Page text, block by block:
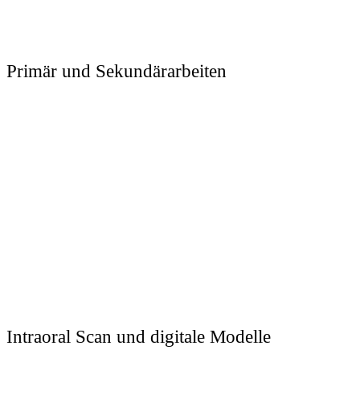
Primär und Sekundärarbeiten
Intraoral Scan und digitale Modelle